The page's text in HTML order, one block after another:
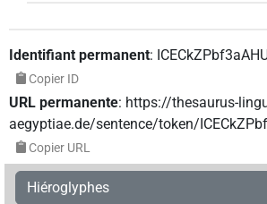
Identifiant permanent:
Copier ID
URL permanente: https://thesaurus-
aegyptiae.de/sentence/token/
Copier URL
Hiéroglyphes